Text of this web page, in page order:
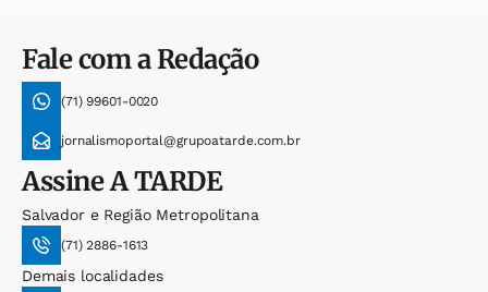
Fale com a Redação
(71) 99601-0020
jornalismoportal@grupoatarde.com.br
AssineA TARDE
Salvador e Região Metropolitana
(71) 2886-1613
Demais localidades